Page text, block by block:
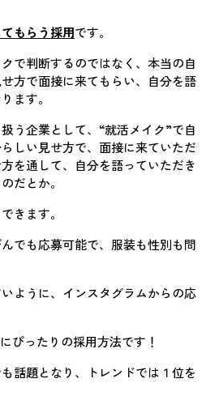
もらう採用です。
で判断するのではなく、本当の自
方で面接に来てもらい、自分を語
ます。
う企業として、“就活メイク”で自
しい見せ方で、面接に来ていただ
を通して、自分を語っていただき
だとか。
きます。
でも応募可能で、服装も性別も問
ように、インスタグラムからの応
ぴったりの採用方法です！
話題となり、トレンドでは１位を